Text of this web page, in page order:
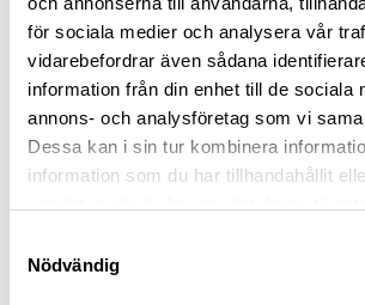
för sociala medier och analysera vår
vidarebefordrar även sådana
information från din enhet till de sociala
annons- och analysföretag som vi
Dessa kan i sin tur kombinera
information som du har tillhandahållit
Nödvändig
Anka - 100 g
Av färska råvaror
49kr
ca 35 cm
79kr
Senaste besökta